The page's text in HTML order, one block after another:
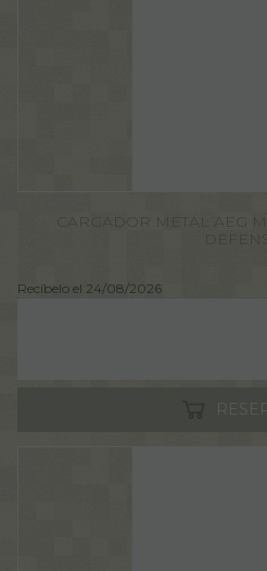
CARGADOR METAL AEG
Recíbelo el 24/08/2026